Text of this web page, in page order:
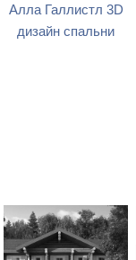
Алла Галлистл 3D
дизайн спальни